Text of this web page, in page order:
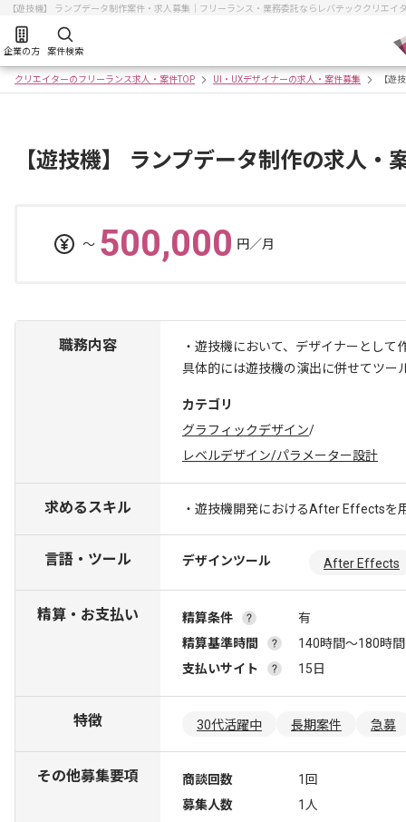
【遊技機】 ランプデータ制作案件・求人募集｜フリーランス・業務委託ならレバテッククリエイ
企業の方 案件検索
クリエイターのフリーランス求人・案件TOP UI・UXデザイナーの求人・案件募集 【遊
【遊技機】 ランプデータ制作の求人・
〜 500,000 円／月
職務内容
・遊技機において、デザイナーとし
具体的には遊技機の演出に併せてツー
カテゴリ
グラフィックデザイン/
レベルデザイン/パラメーター設計
求めるスキル ・遊技機開発におけるAfter Effectsを
言語・ツール デザインツール After Effects
精算・お支払い 精算条件
有
精算基準時間
140時間〜180時間
支払いサイト
15日
特徴 30代活躍中 長期案件 急募
その他募集要項 商談回数
1回
募集人数
1人